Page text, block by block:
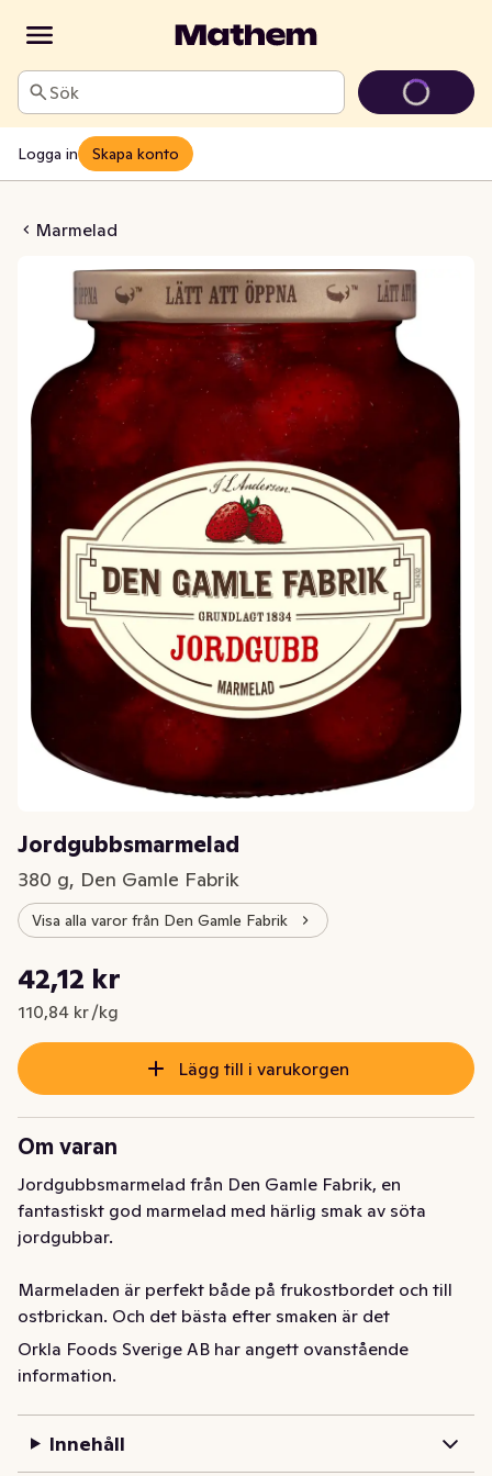
Sök
Logga in Skapa konto
Marmelad
Jordgubbsmarmelad
380 g, Den Gamle Fabrik
Visa alla varor från Den Gamle Fabrik
Nuvarande pris är: 42,12 kr
42,12 kr
110,84 kr /kg
Styckpris: 110,84 kr /kg
Lägg till i varukorgen
Om varan
Jordgubbsmarmelad från Den Gamle Fabrik, en
fantastiskt god marmelad med härlig smak av söta
jordgubbar.
Marmeladen är perfekt både på frukostbordet och till
ostbrickan. Och det bästa efter smaken är det
lättöppnade locket!
finaste frukterna och bären i över 175 år. Precis som förr
i tiden tillverkas marmeladen i öppna grytor under
Orkla Foods Sverige AB har angett ovanstående
information.
Innehåll